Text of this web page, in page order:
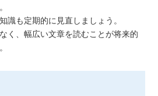
識も定期的に見直しましょう。
く、幅広い文章を読むことが将来的